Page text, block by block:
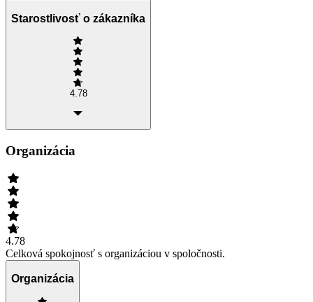
Starostlivosť o zákazníka
4.78
Organizácia
4.78
Celková spokojnosť s organizáciou v spoločnosti.
Organizácia